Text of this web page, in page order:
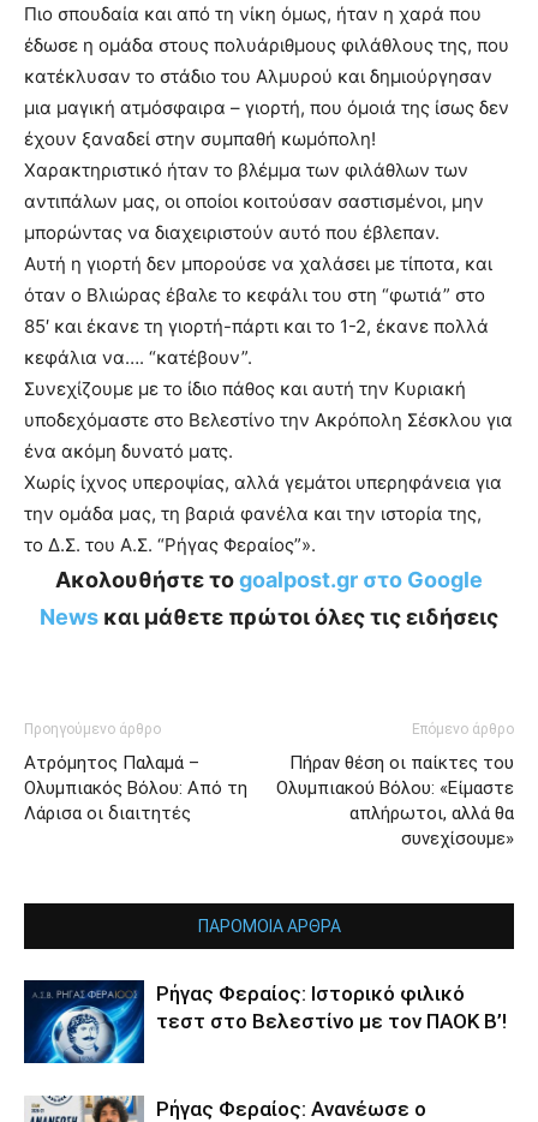
Πιο σπουδαία και από τη νίκη όμως, ήταν η χαρά που
έδωσε η ομάδα στους πολυάριθμους φιλάθλους της, που
κατέκλυσαν το στάδιο του Αλμυρού και δημιούργησαν
μια μαγική ατμόσφαιρα – γιορτή, που όμοιά της ίσως δεν
έχουν ξαναδεί στην συμπαθή κωμόπολη!
Χαρακτηριστικό ήταν το βλέμμα των φιλάθλων των
αντιπάλων μας, οι οποίοι κοιτούσαν σαστισμένοι, μην
μπορώντας να διαχειριστούν αυτό που έβλεπαν.
Αυτή η γιορτή δεν μπορούσε να χαλάσει με τίποτα, και
όταν ο Βλιώρας έβαλε το κεφάλι του στη “φωτιά” στο
85′ και έκανε τη γιορτή-πάρτι και το 1-2, έκανε πολλά
κεφάλια να…. “κατέβουν”.
Συνεχίζουμε με το ίδιο πάθος και αυτή την Κυριακή
υποδεχόμαστε στο Βελεστίνο την Ακρόπολη Σέσκλου για
ένα ακόμη δυνατό ματς.
Χωρίς ίχνος υπεροψίας, αλλά γεμάτοι υπερηφάνεια για
την ομάδα μας, τη βαριά φανέλα και την ιστορία της,
το Δ.Σ. του Α.Σ. “Ρήγας Φεραίος”».
Ακολουθήστε τοgoalpost.gr στο Google
News και μάθετε πρώτοι όλες τις ειδήσεις
Προηγούμενο άρθρο
Ατρόμητος Παλαμά –
Ολυμπιακός Βόλου: Από τη
Λάρισα οι διαιτητές
Επόμενο άρθρο
Πήραν θέση οι παίκτες του
Ολυμπιακού Βόλου: «Είμαστε
απλήρωτοι, αλλά θα
συνεχίσουμε»
ΠΑΡΟΜΟΙΑ ΑΡΘΡΑ
Ρήγας Φεραίος: Ιστορικό φιλικό
τεστ στο Βελεστίνο με τον ΠΑΟΚ Β’!
Ρήγας Φεραίος: Ανανέωσε ο